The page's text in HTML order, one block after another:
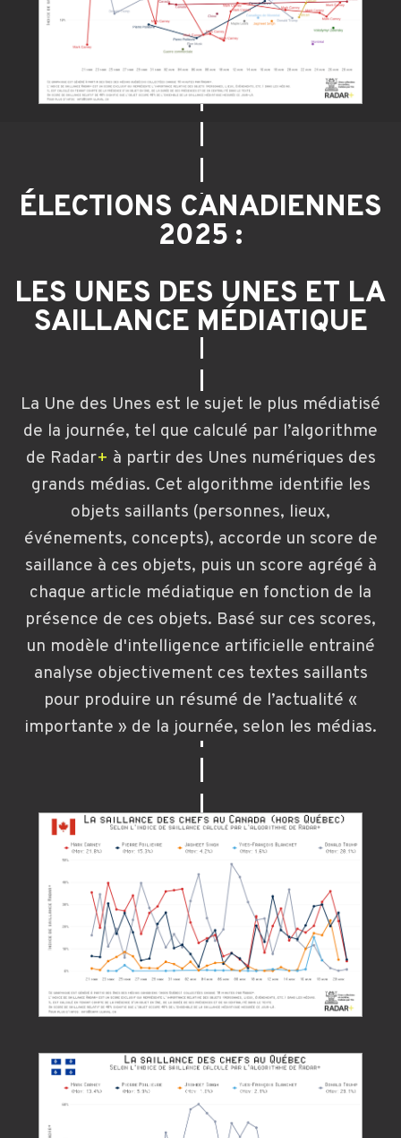
ÉLECTIONS CANADIENNES
2025 :
LES UNES DES UNES ET LA
SAILLANCE MÉDIATIQUE
La Une des Unes est le sujet le plus médiatisé
de la journée, tel que calculé par l’algorithme
de Radar+ à partir des Unes numériques des
grands médias. Cet algorithme identifie les
objets saillants (personnes, lieux,
événements, concepts), accorde un score de
saillance à ces objets, puis un score agrégé à
chaque article médiatique en fonction de la
présence de ces objets. Basé sur ces scores,
un modèle d'intelligence artificielle entrainé
analyse objectivement ces textes saillants
pour produire un résumé de l’actualité «
importante » de la journée, selon les médias.